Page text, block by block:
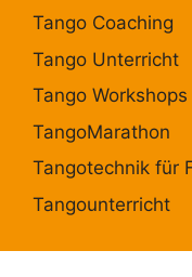
Tango Coaching
Tango Unterricht
Tango Workshops
TangoMarathon
Tangotechnik für
Tangounterricht